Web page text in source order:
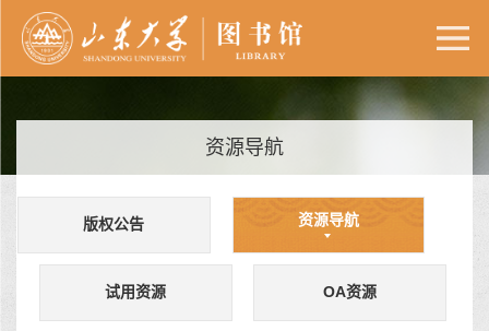
资源导航
版权公告 资源导航
试用资源 OA资源